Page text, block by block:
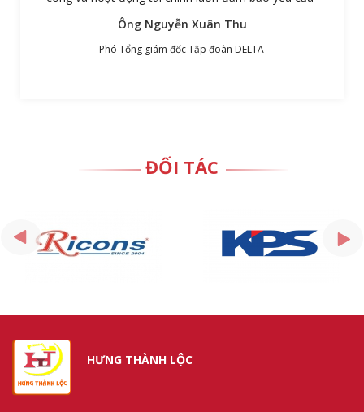
Ông Nguyễn Xuân Thu
Phó Tổng giám đốc Tập đoàn DELTA
ĐỐI TÁC
HƯNG THÀNH LỘC